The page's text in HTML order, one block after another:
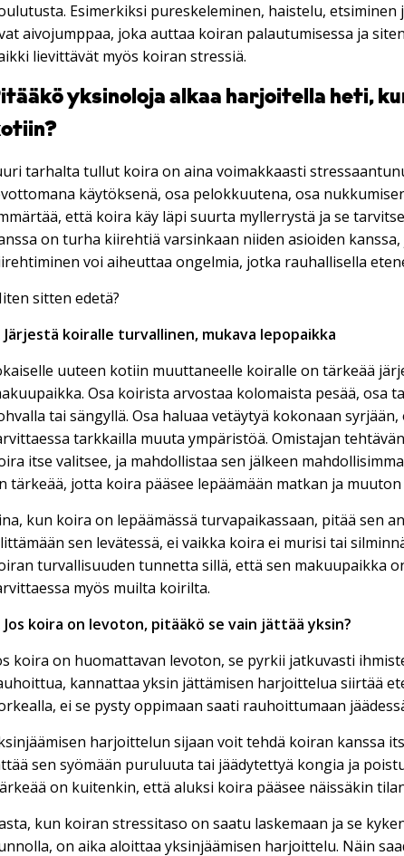
Esimerkiksi pureskeleminen, haistelu,
aivojumppaa, joka auttaa koiran palautumisessa ja
lievittävät myös koiran stressiä.
yksinoloja alkaa harjoitella heti,
tarhalta tullut koira on aina voimakkaasti
käytöksenä, osa pelokkuutena, osa
että koira käy läpi suurta myllerrystä ja se
on turha kiirehtiä varsinkaan niiden asioiden
voi aiheuttaa ongelmia, jotka rauhallisella
sitten edetä?
Järjestä koiralle turvallinen, mukava lepopaikka
uuteen kotiin muuttaneelle koiralle on tärkeää
Osa koirista arvostaa kolomaista pesää, osa
tai sängyllä. Osa haluaa vetäytyä kokonaan
tarkkailla muuta ympäristöä. Omistajan
itse valitsee, ja mahdollistaa sen jälkeen
tärkeää, jotta koira pääsee lepäämään matkan ja
kun koira on lepäämässä turvapaikassaan, pitää sen
sen levätessä, ei vaikka koira ei murisi tai
turvallisuuden tunnetta sillä, että sen makuupaikka
myös muilta koirilta.
Jos koira on levoton, pitääkö se vain jättää yksin?
koira on huomattavan levoton, se pyrkii jatkuvasti
kannattaa yksin jättämisen harjoittelua siirtää
ei se pysty oppimaan saati rauhoittumaan
harjoittelun sijaan voit tehdä koiran kanssa
sen syömään puruluuta tai jäädytettyä kongia ja
on kuitenkin, että aluksi koira pääsee näissäkin
kun koiran stressitaso on saatu laskemaan ja se
on aika aloittaa yksinjäämisen harjoittelu. Näin